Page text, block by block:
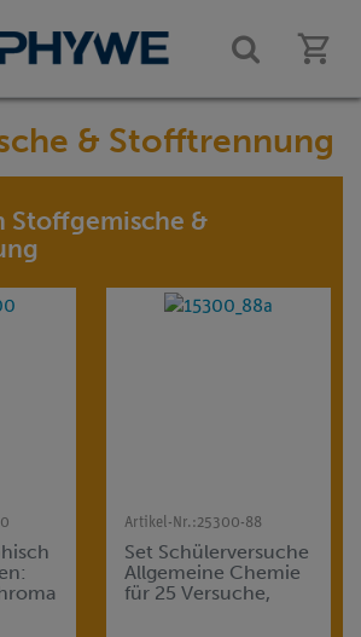
& Stofftrennung
Stoffgemische &
Artikel-Nr.:25300-88
Set Schülerversuche
Allgemeine Chemie
für 25 Versuche,